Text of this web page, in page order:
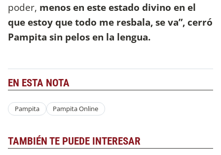
poder, menos en este estado divino en el
que estoy que todo me resbala, se va”, cerró
Pampita sin pelos en la lengua.
EN ESTA NOTA
Pampita Pampita Online
TAMBIÉN TE PUEDE INTERESAR